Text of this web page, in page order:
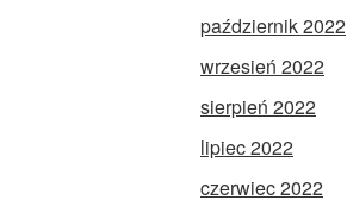
październik 2022
wrzesień 2022
sierpień 2022
lipiec 2022
czerwiec 2022